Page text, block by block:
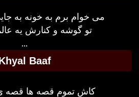
می خوام برم به خونه به
تو گوشه و کنارش یه
...
Baaf
کاش تموم قصه ها قصه ی